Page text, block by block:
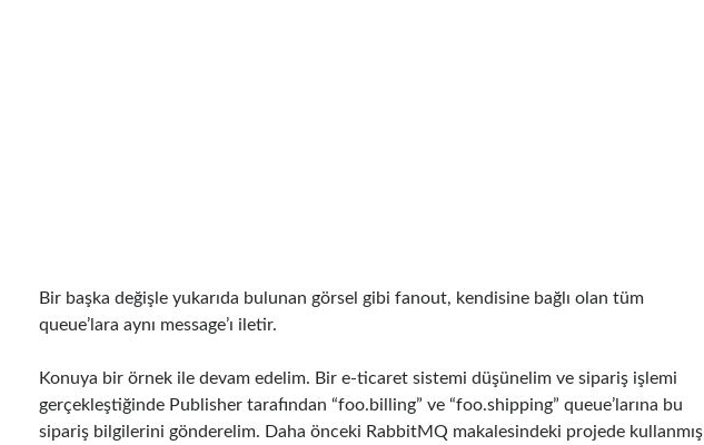
Bir başka değişle yukarıda bulunan görsel gibi fanout, kendisine bağlı olan tüm
queue’lara aynı message’ı iletir.
Konuya bir örnek ile devam edelim. Bir e-ticaret sistemi düşünelim ve sipariş işlemi
gerçekleştiğinde Publisher tarafından “foo.billing” ve “foo.shipping” queue’larına bu
sipariş bilgilerini gönderelim. Daha önceki RabbitMQ makalesindeki projede kullanmış